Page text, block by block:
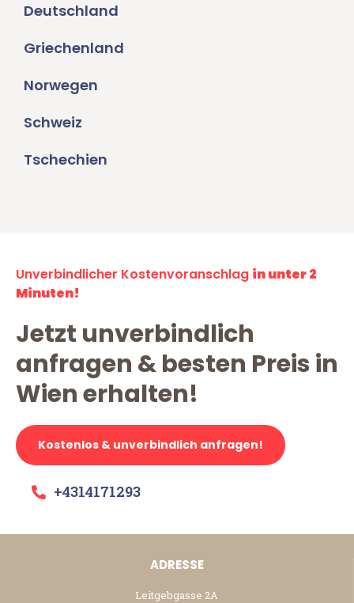
Deutschland
Griechenland
Norwegen
Schweiz
Tschechien
Unverbindlicher Kostenvoranschlag in unter 2
Minuten!
Jetzt unverbindlich
anfragen & besten Preis in
Wien erhalten!
Kostenlos & unverbindlich anfragen!
+4314171293
ADRESSE
Leitgebgasse 2A